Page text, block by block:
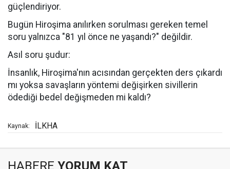
güçlendiriyor.
Bugün Hiroşima anılırken sorulması gereken temel
soru yalnızca "81 yıl önce ne yaşandı?" değildir.
Asıl soru şudur:
İnsanlık, Hiroşima'nın acısından gerçekten ders çıkardı
mı yoksa savaşların yöntemi değişirken sivillerin
ödediği bedel değişmeden mi kaldı?
Kaynak: İLKHA
HABERE YORUM KAT